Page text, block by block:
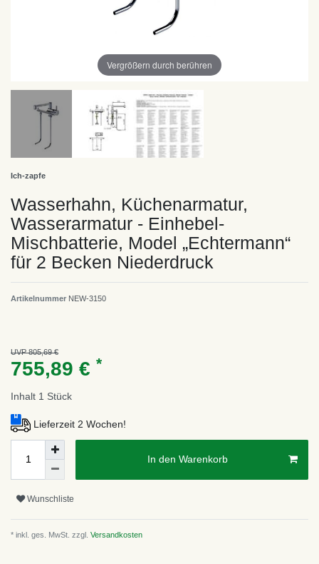
Vergrößern durch berühren
Ich-zapfe
Wasserhahn, Küchenarmatur,
Wasserarmatur - Einhebel-
Mischbatterie, Model „Echtermann“
für 2 Becken Niederdruck
Artikelnummer NEW-3150
UVP 805,69 €
755,89 € *
Inhalt 1 Stück
Lieferzeit 2 Wochen!
In den Warenkorb
Wunschliste
* inkl. ges. MwSt. zzgl. Versandkosten